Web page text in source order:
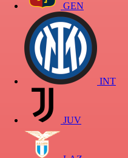
GEN
INT
JUV